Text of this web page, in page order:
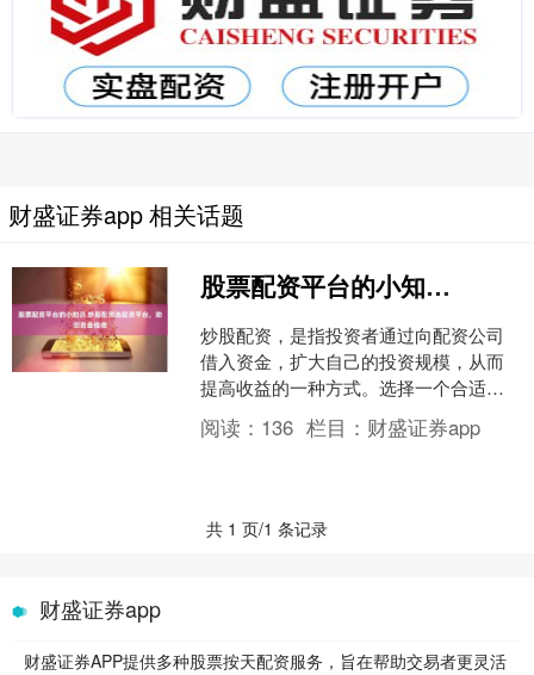
财盛证券app 相关话题
股票配资平台的小知识 炒股配资选配资平台，助您资金倍增
炒股配资，是指投资者通过向配资公司
借入资金，扩大自己的投资规模，从而
提高收益的一种方式。选择一个合适的
配资平台股票配资平台的小知识至关重
要股票配资平台的小知识，....
阅读： 136 栏目： 财盛证券app
共 1 页/1 条记录
财盛证券app
财盛证券APP提供多种股票按天配资服务，旨在帮助交易者更灵活